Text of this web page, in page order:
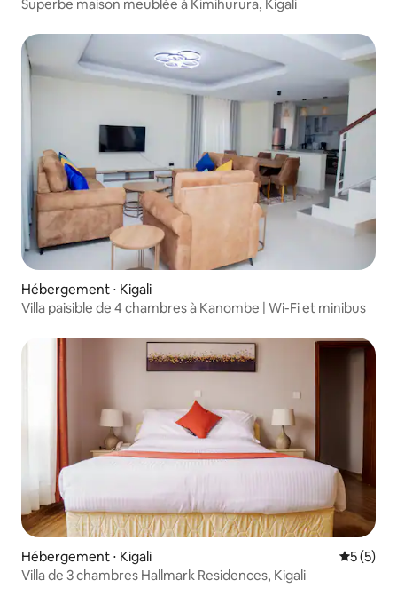
Superbe maison meublée à Kimihurura, Kigali
Hébergement ⋅ Kigali
Villa paisible de 4 chambres à Kanombe | Wi-Fi et minibus
Hébergement ⋅ Kigali
5 (5)
Villa de 3 chambres Hallmark Residences, Kigali